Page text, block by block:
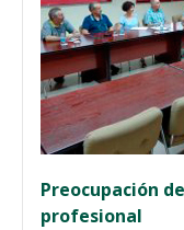
Preocupación
profesional